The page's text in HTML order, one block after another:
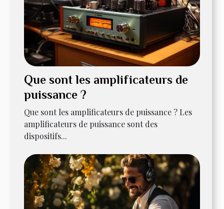
Que sont les amplificateurs de
puissance ?
Que sont les amplificateurs de puissance ? Les
amplificateurs de puissance sont des
dispositifs...